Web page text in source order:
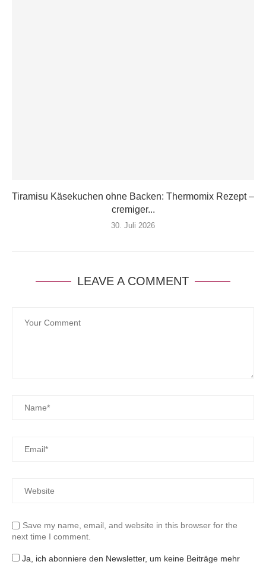
Tiramisu Käsekuchen ohne Backen: Thermomix Rezept –
cremiger...
30. Juli 2026
LEAVE A COMMENT
Save my name, email, and website in this browser for the
next time I comment.
Ja, ich abonniere den Newsletter, um keine Beiträge mehr